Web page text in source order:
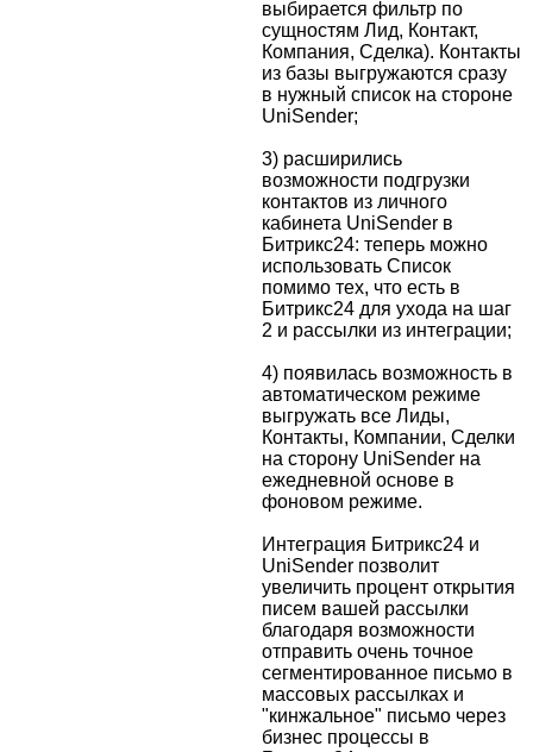
выбирается фильтр по
сущностям Лид, Контакт,
Компания, Сделка). Контакты
из базы выгружаются сразу
в нужный список на стороне
UniSender;
3) расширились
возможности подгрузки
контактов из личного
кабинета UniSender в
Битрикс24: теперь можно
использовать Список
помимо тех, что есть в
Битрикс24 для ухода на шаг
2 и рассылки из интеграции;
4) появилась возможность в
автоматическом режиме
выгружать все Лиды,
Контакты, Компании, Сделки
на сторону UniSender на
ежедневной основе в
фоновом режиме.
Интеграция Битрикс24 и
UniSender позволит
увеличить процент открытия
писем вашей рассылки
благодаря возможности
отправить очень точное
сегментированное письмо в
массовых рассылках и
"кинжальное" письмо через
бизнес процессы в